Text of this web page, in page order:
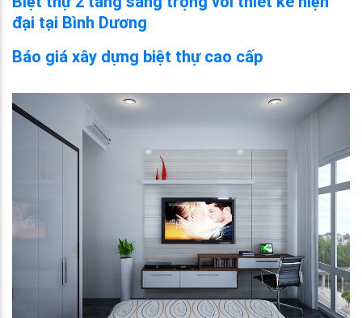
đại tại Bình Dương
Báo giá xây dựng biệt thự cao cấp